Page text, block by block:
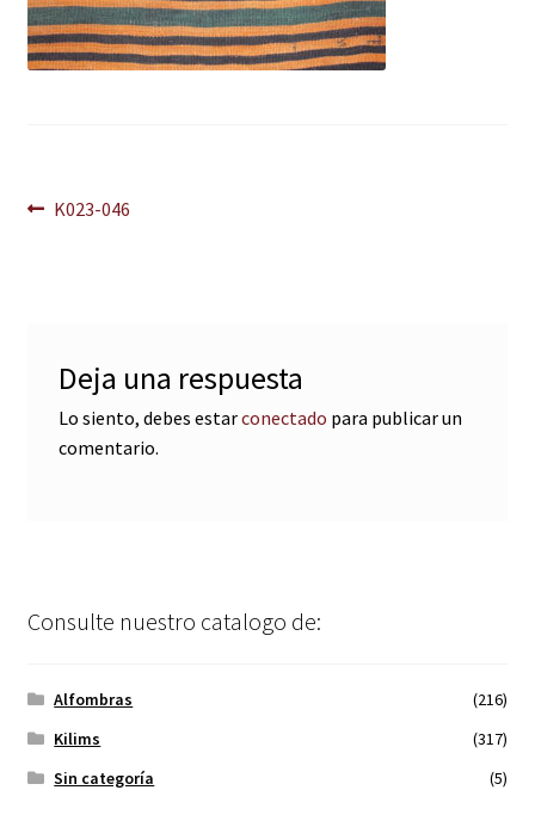
Navegación
Anterior:
K023-046
Deja una respuesta
Lo siento, debes estarconectado para publicar un
comentario.
Consulte nuestro catalogo de:
Alfombras
(216)
Kilims
(317)
Sin categoría
(5)